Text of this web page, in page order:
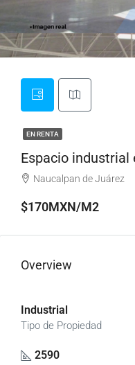
EN RENTA
Espacio industrial
Naucalpan de Juárez
$170MXN/M2
Overview
Industrial
Tipo de Propiedad
2590